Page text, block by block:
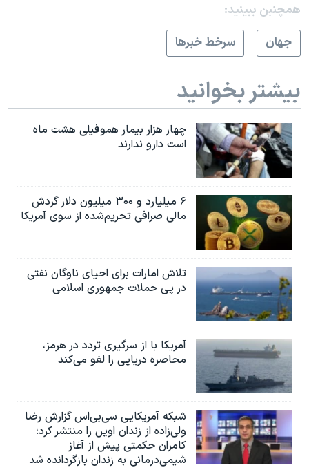
همچنبن ببینید:
جهان
سرخط خبرها
بیشتر بخوانید
چهار هزار بیمار هموفیلی هشت ماه
است دارو ندارند
۶ میلیارد و ۳۰۰ میلیون دلار گردش
مالی صرافی تحریم‌شده از سوی آمریکا
تلاش امارات برای احیای ناوگان نفتی
در پی حملات جمهوری اسلامی
آمریکا با از سرگیری تردد در هرمز،
محاصره دریایی را لغو می‌کند
شبکه آمریکایی سی‌بی‌‌اس گزارش رضا
ولی‌زاده از زندان اوین را منتشر کرد؛
کامران حکمتی پیش از آغاز
شیمی‌درمانی به زندان بازگردانده شد